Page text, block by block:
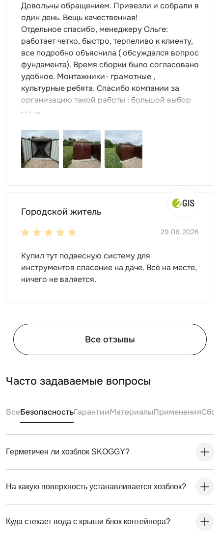
Довольны обращением. Привезли и собрали в
один день. Вещь качественная!
Отдельное спасибо, менеджеру Ольге:
работает четко, быстро, терпеливо к клиенту,
все подробно объяснила ( обсуждался вопрос
фундамента). Время сборки было согласовано
удобное. Монтажники- грамотные ,
культурные ребята. Спасибо компании за
организацию такой работы : большой выбор
продукции, реальные цены.
Городской житель
29.06.2026
Купил тут подвесную систему для
инструментов спасение на даче. Всё на месте,
ничего не валяется.
Все отзывы
Часто задаваемые вопросы
ВсеБезопасностьГарантииМатериалыПрименения
Герметичен ли хозблок SKOGGY?
На какую поверхность устанавливается хозблок?
Куда стекает вода с крыши блок контейнера?